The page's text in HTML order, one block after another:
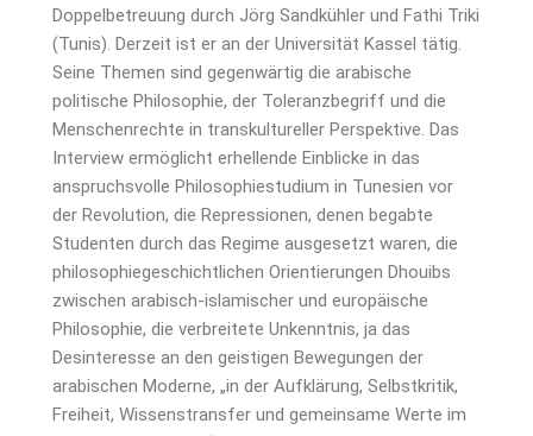
Doppelbetreuung durch Jörg Sandkühler und Fathi Triki
(Tunis). Derzeit ist er an der Universität Kassel tätig.
Seine Themen sind gegenwärtig die arabische
politische Philosophie, der Toleranzbegriff und die
Menschenrechte in transkultureller Perspektive. Das
Interview ermöglicht erhellende Einblicke in das
anspruchsvolle Philosophiestudium in Tunesien vor
der Revolution, die Repressionen, denen begabte
Studenten durch das Regime ausgesetzt waren, die
philosophiegeschichtlichen Orientierungen Dhouibs
zwischen arabisch-islamischer und europäische
Philosophie, die verbreitete Unkenntnis, ja das
Desinteresse an den geistigen Bewegungen der
arabischen Moderne, „in der Aufklärung, Selbstkritik,
Freiheit, Wissenstransfer und gemeinsame Werte im